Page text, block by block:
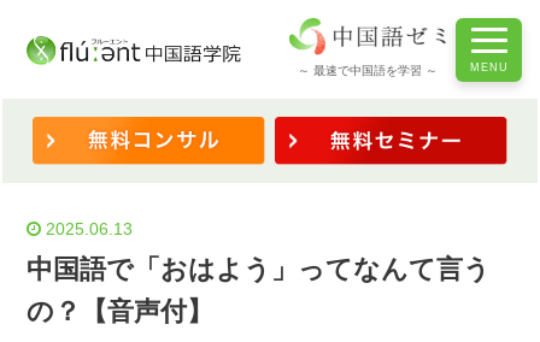
～ 最速で中国語を学習 ～
中国語で「おはよう」ってなんて言うの？【音声付】
2025.06.13
中国語で「おはよう」ってなんて言う
の？【音声付】